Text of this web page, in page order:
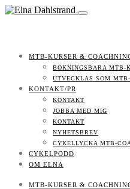
MTB-KURSER &
BOKNINGSBARA MTB-
UTVECKLAS SOM
KONTAKT/PR
KONTAKT
JOBBA MED MIG
KONTAKT
NYHETSBREV
CYKELLYCKA MTB-
CYKELPODD
OM ELNA
MTB-KURSER &